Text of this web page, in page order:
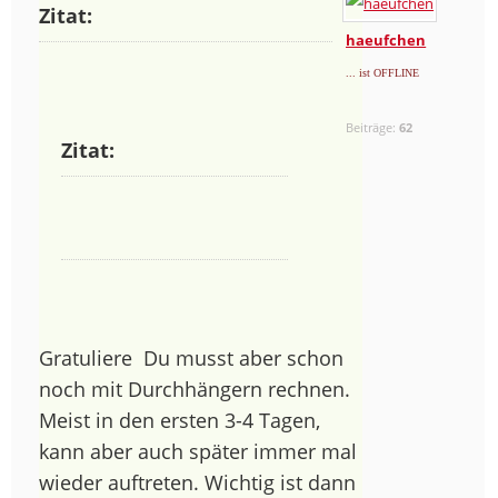
haeufchen
... ist OFFLINE
Beiträge:62
Zitat:
Zitat:
Gratuliere Du musst aber schon
noch mit Durchhängern rechnen.
Meist in den ersten 3-4 Tagen,
kann aber auch später immer mal
wieder auftreten. Wichtig ist dann